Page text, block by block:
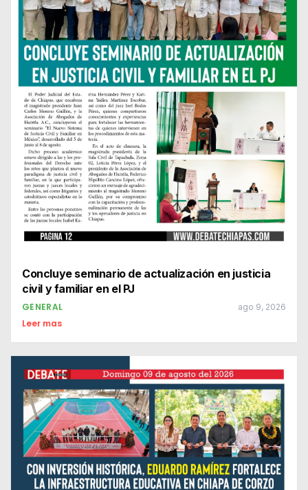
Concluye seminario de actualización en justicia
civil y familiar en el PJ
GENERAL ago 9, 2026
Leer mas